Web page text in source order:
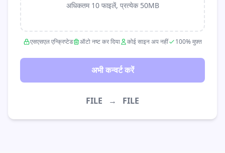
अधिकतम 10 फाइलें, प्रत्येक 50MB
एसएसएल एन्क्रिप्टेड ऑटो नष्ट कर दिया कोई साइन अप नहीं 100% मुफ़्त
अभी कन्वर्ट करें
FILE → FILE